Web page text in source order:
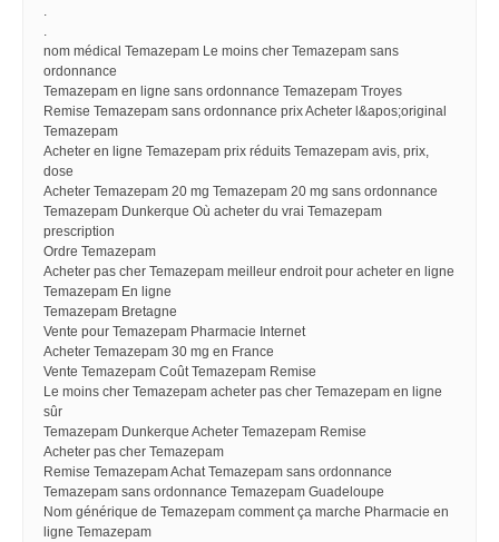
.
.
nom médical Temazepam Le moins cher Temazepam sans
ordonnance
Temazepam en ligne sans ordonnance Temazepam Troyes
Remise Temazepam sans ordonnance prix Acheter l&apos;original
Temazepam
Acheter en ligne Temazepam prix réduits Temazepam avis, prix,
dose
Acheter Temazepam 20 mg Temazepam 20 mg sans ordonnance
Temazepam Dunkerque Où acheter du vrai Temazepam
prescription
Ordre Temazepam
Acheter pas cher Temazepam meilleur endroit pour acheter en ligne
Temazepam En ligne
Temazepam Bretagne
Vente pour Temazepam Pharmacie Internet
Acheter Temazepam 30 mg en France
Vente Temazepam Coût Temazepam Remise
Le moins cher Temazepam acheter pas cher Temazepam en ligne
sûr
Temazepam Dunkerque Acheter Temazepam Remise
Acheter pas cher Temazepam
Remise Temazepam Achat Temazepam sans ordonnance
Temazepam sans ordonnance Temazepam Guadeloupe
Nom générique de Temazepam comment ça marche Pharmacie en
ligne Temazepam